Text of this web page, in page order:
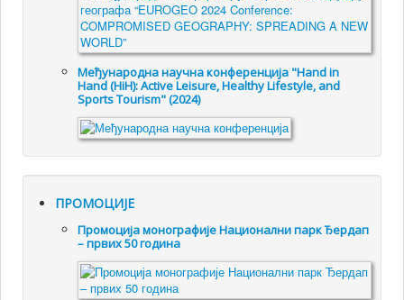
Међународна научна конференција "Hand in
Hand (HiH): Active Leisure, Healthy Lifestyle, and
Sports Tourism" (2024)
ПРОМОЦИЈЕ
Промоцијa монографије Национални парк Ђердап
– првих 50 година